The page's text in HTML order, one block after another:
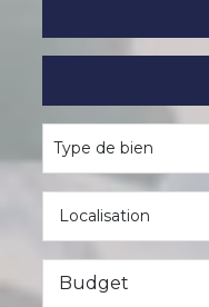
Type de bien
Budget